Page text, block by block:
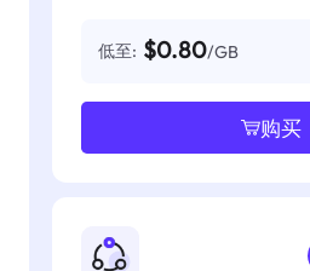
低至: $0.80/GB
购买